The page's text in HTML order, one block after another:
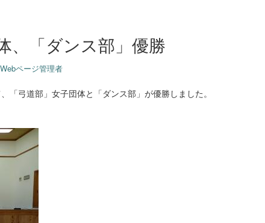
、「ダンス部」優勝
ページ管理者
弓道部」女子団体と「ダンス部」が優勝しました。